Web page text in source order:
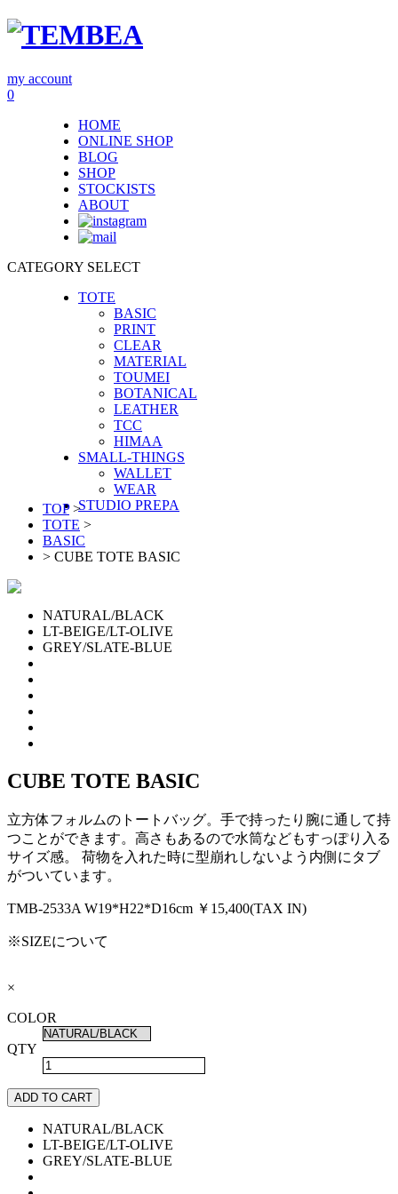
my account
0
HOME
ONLINE SHOP
BLOG
SHOP
STOCKISTS
ABOUT
CATEGORY SELECT
TOTE
BASIC
PRINT
CLEAR
MATERIAL
TOUMEI
BOTANICAL
LEATHER
TCC
HIMAA
SMALL-THINGS
WALLET
WEAR
STUDIO PREPA
TOP>
TOTE >
BASIC
> CUBE TOTE BASIC
NATURAL/BLACK
LT-BEIGE/LT-OLIVE
GREY/SLATE-BLUE
CUBE TOTE BASIC
立方体フォルムのトートバッグ。手で持ったり腕に通して持
つことができます。高さもあるので水筒などもすっぽり入る
サイズ感。 荷物を入れた時に型崩れしないよう内側にタブ
がついています。
TMB-2533A W19*H22*D16cm ￥15,400(TAX IN)
※SIZEについて
×
COLOR
QTY
ADD TO CART
NATURAL/BLACK
LT-BEIGE/LT-OLIVE
GREY/SLATE-BLUE